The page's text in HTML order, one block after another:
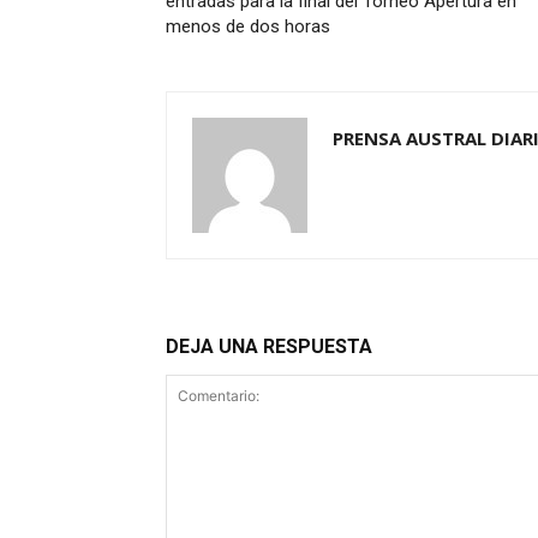
menos de dos horas
PRENSA AUSTRAL
DEJA UNA RESPUESTA